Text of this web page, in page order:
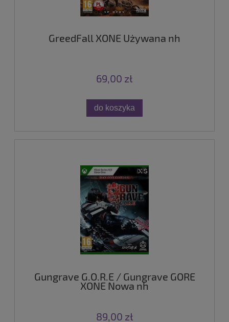
GreedFall XONE Używana nh
69,00 zł
do koszyka
Gungrave G.O.R.E / Gungrave GORE
XONE Nowa nh
89,00 zł